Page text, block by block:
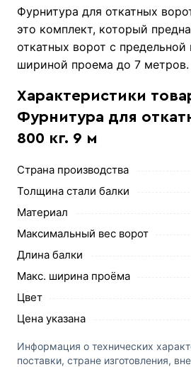
Фурнитура для откатных
это комплект, который
откатных ворот с
шириной проема до 7 метров.
Характеристики
Фурнитура для
800 кг. 9 м
Страна производства
Толщина стали балки
Материал
Максимальный вес ворот
Длина балки
Макс. ширина проёма
Цвет
Цена указана
Информация о технических
поставки, стране изготовления,